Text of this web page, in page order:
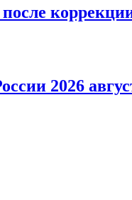
2026